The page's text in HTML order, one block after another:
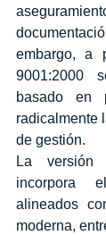
embargo, a
9001:2000
basado en
radicalmente
de gestión.
La versión
incorpora
alineados
moderna,